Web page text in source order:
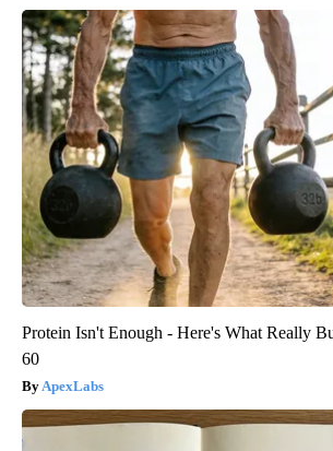
Protein Isn't Enough - Here's What Really
60
ApexLabs